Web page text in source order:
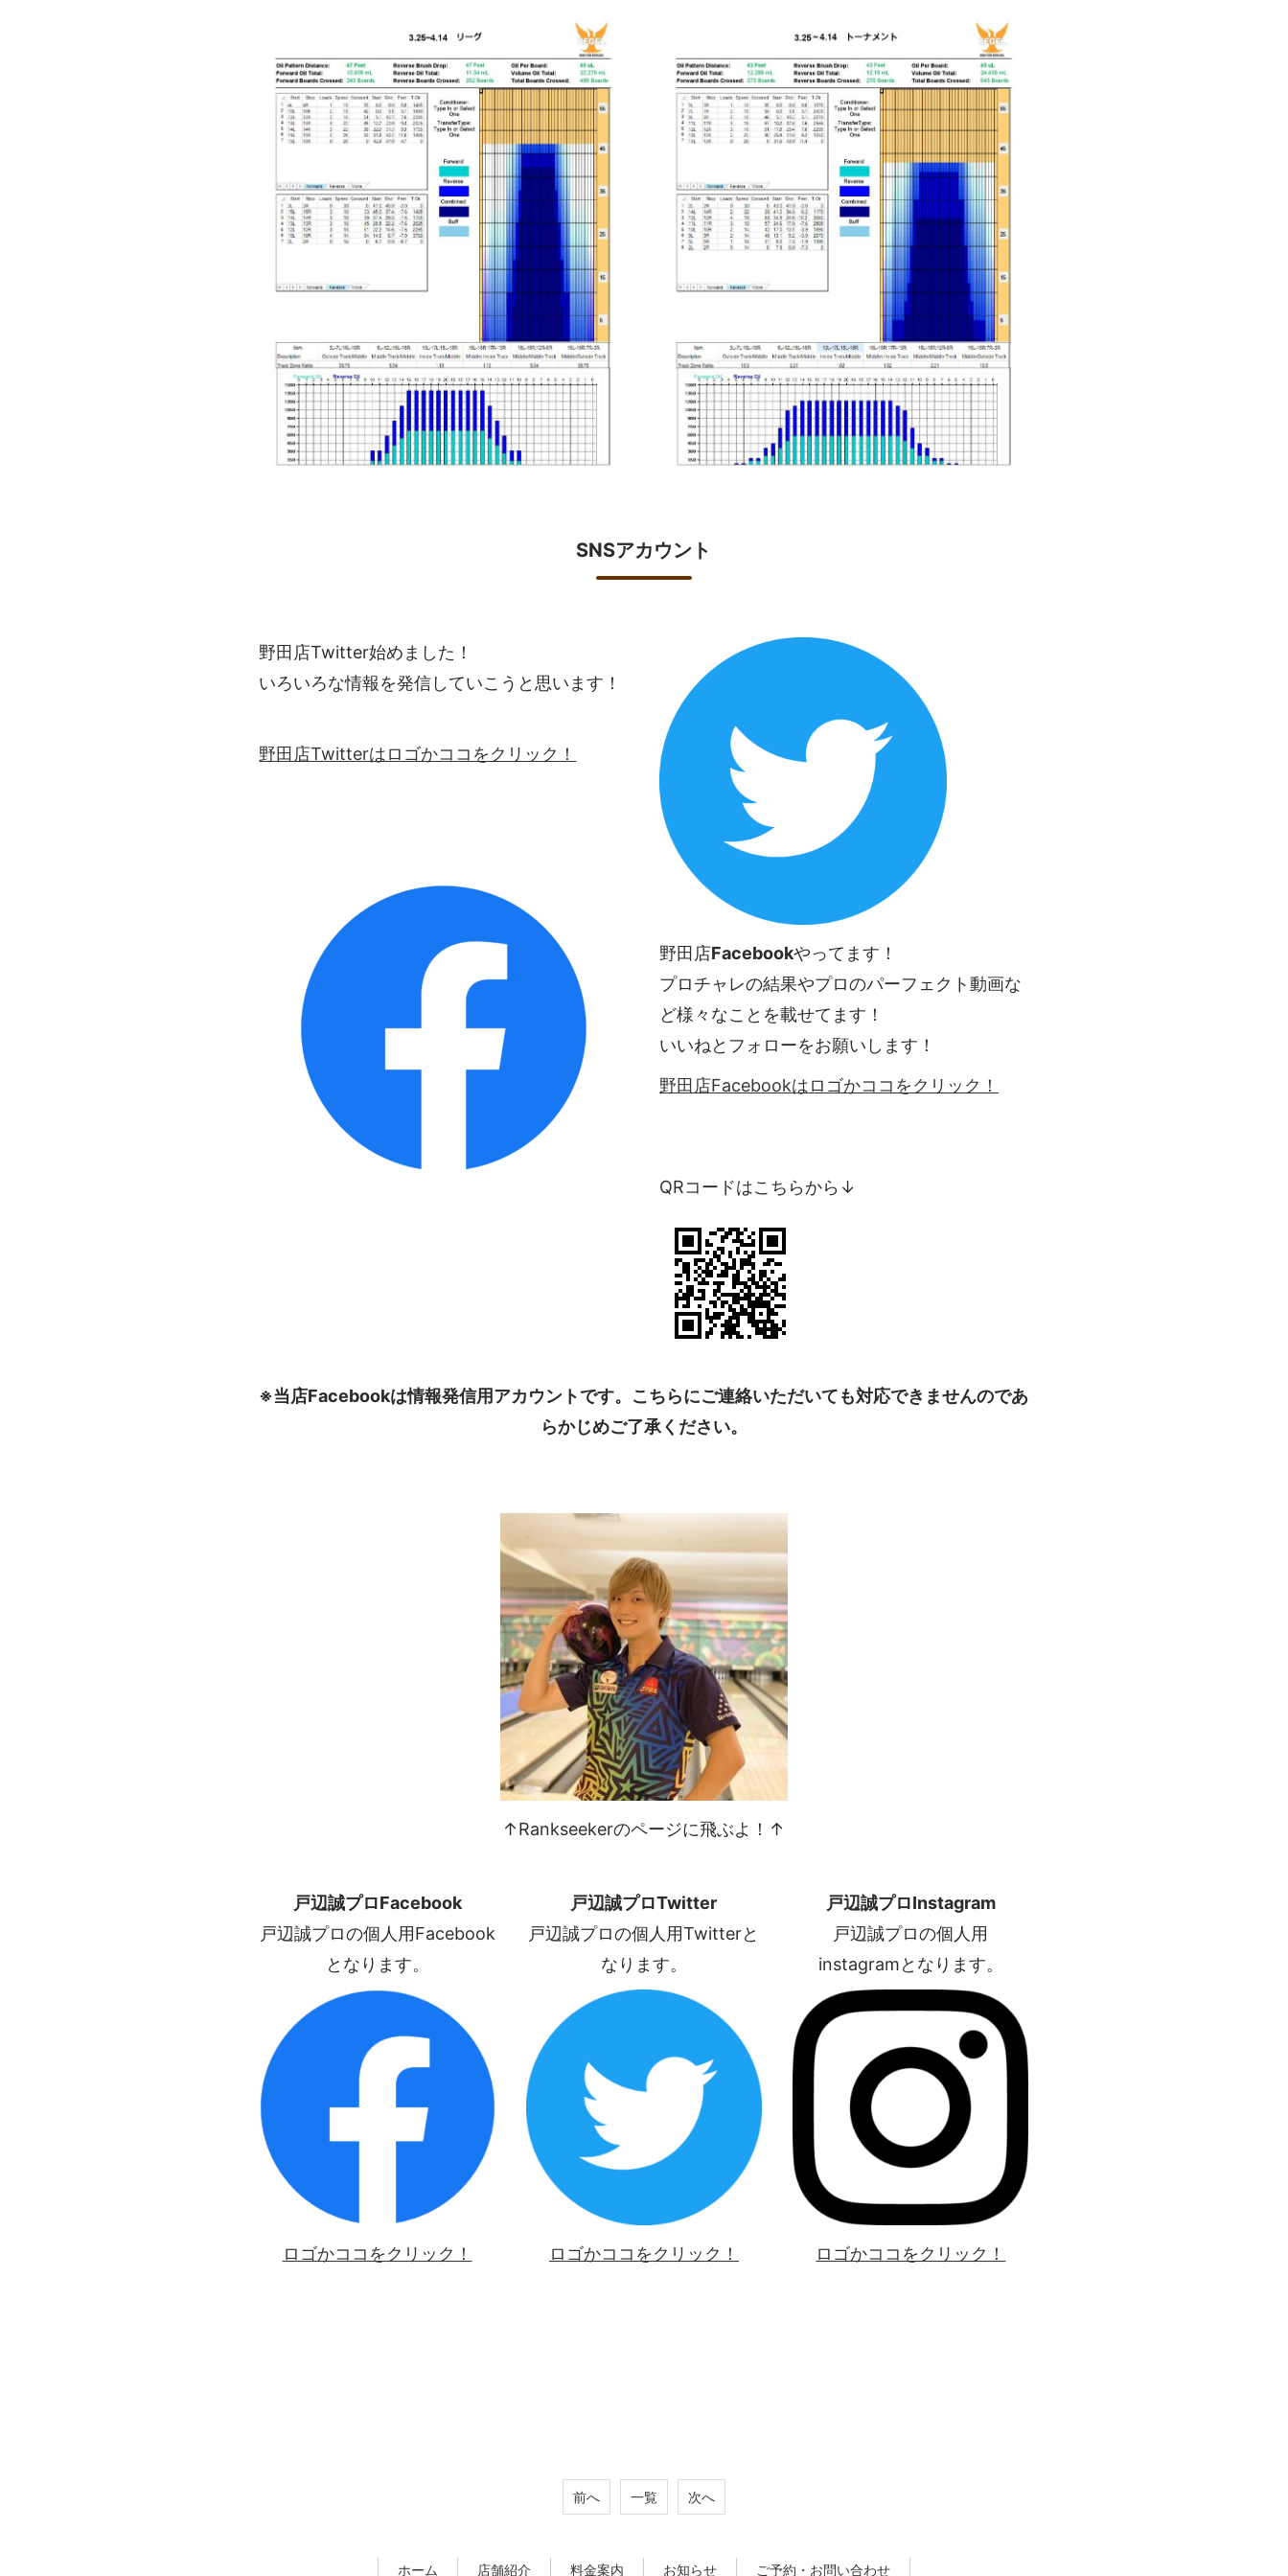
SNSアカウント
野田店Twitter始めました！
いろいろな情報を発信していこうと思います！
野田店Twitterはロゴかココをクリック！
野田店Facebookやってます！
プロチャレの結果やプロのパーフェクト動画な
ど様々なことを載せてます！
いいねとフォローをお願いします！
野田店Facebookはロゴかココをクリック！
QRコードはこちらから↓
※当店Facebookは情報発信用アカウントです。こちらにご連絡いただいても対応できませんのであ
らかじめご了承ください。
↑Rankseekerのページに飛ぶよ！↑
戸辺誠プロFacebook
戸辺誠プロの個人用Facebook
となります。
ロゴかココをクリック！
戸辺誠プロTwitter
戸辺誠プロの個人用Twitterと
なります。
ロゴかココをクリック！
戸辺誠プロInstagram
戸辺誠プロの個人用
instagramとなります。
ロゴかココをクリック！
前へ 一覧 次へ
ホーム 店舗紹介 料金案内 お知らせ ご予約・お問い合わせ